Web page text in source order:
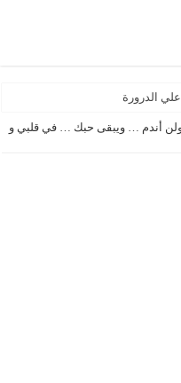
أندم … ويبقى حبك … في قلبي و